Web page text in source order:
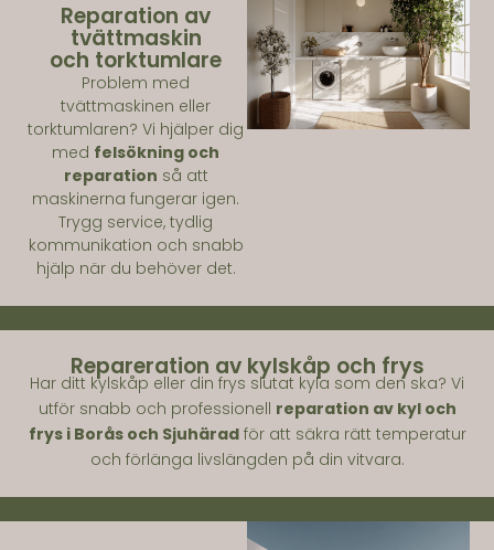
Reparation av
tvättmaskin
och torktumlare
Problem med
tvättmaskinen eller
torktumlaren? Vi hjälper dig
med felsökning och
reparation så att
maskinerna fungerar igen.
Trygg service, tydlig
kommunikation och snabb
hjälp när du behöver det.
Repareration av kylskåp och frys
Har ditt kylskåp eller din frys slutat kyla som den ska? Vi
utför snabb och professionell reparation av kyl och
frys i Borås och Sjuhäradför att säkra rätt temperatur
och förlänga livslängden på din vitvara.